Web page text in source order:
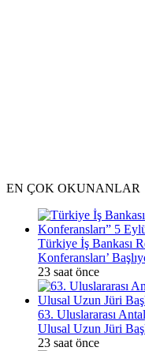
EN ÇOK OKUNANLAR
Türkiye İş Bankası
Konferansları’
23 saat önce
63. Uluslararası
Ulusal Uzun Jüri
23 saat önce